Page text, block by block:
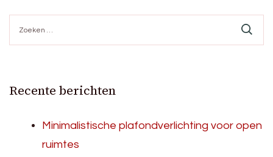
naar:
Recente berichten
Minimalistische plafondverlichting voor open
ruimtes